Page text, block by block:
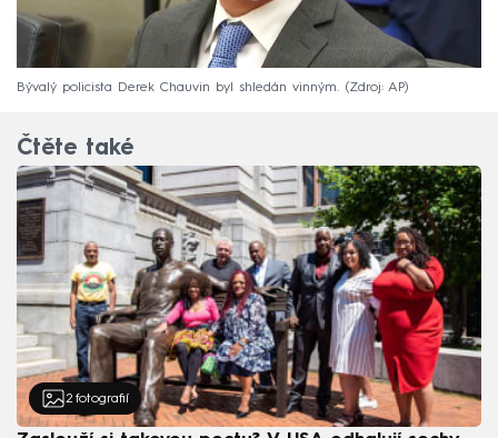
Bývalý policista Derek Chauvin byl shledán vinným. Zdroj: AP
Čtěte také
2 fotografií